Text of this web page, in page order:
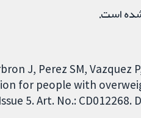
شده است.
J, Perez SM, Vazquez
for people with
5. Art. No.: CD012268.